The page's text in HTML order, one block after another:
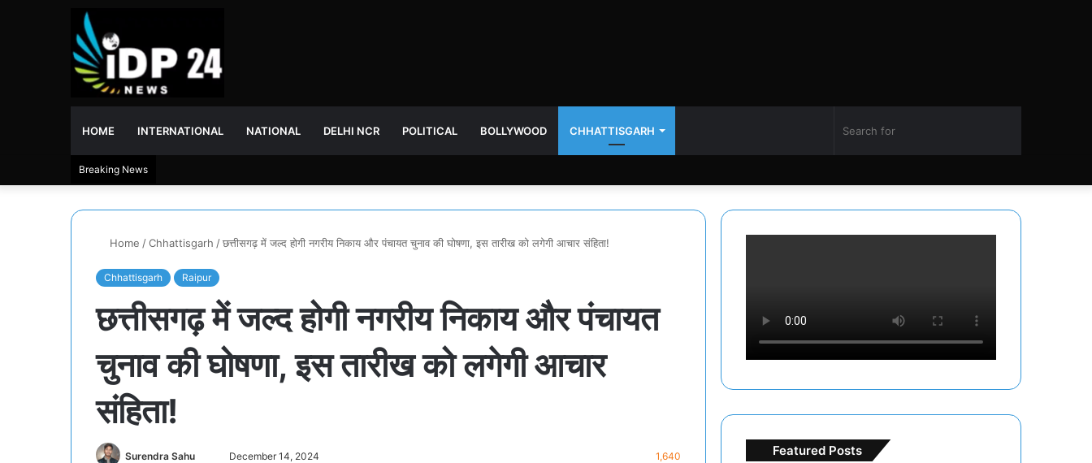
HOME INTERNATIONAL NATIONAL DELHI NCR POLITICAL BOLLYWOOD CHHATTISGARH Switch
Breaking News
Home /Chhattisgarh /छत्तीसगढ़ में जल्द होगी नगरीय निकाय और पंचायत चुनाव की घोषणा, इस तारीख को लगेगी आचार संहिता!
Chhattisgarh Raipur
छत्तीसगढ़ में जल्द होगी नगरीय निकाय और पंचायत
चुनाव की घोषणा, इस तारीख को लगेगी आचार
संहिता!
Surendra Sahu December 14, 2024 1,640 Featured Posts